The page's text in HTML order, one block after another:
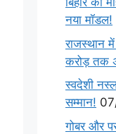
नया मॉडल!
राजस्थान में
करोड़ तक
स्वदेशी नस्ल
सम्मान!
गोबर और